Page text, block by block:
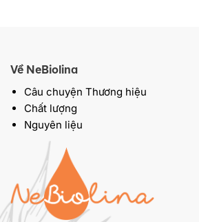
Về NeBiolina
Câu chuyện Thương hiệu
Chất lượng
Nguyên liệu